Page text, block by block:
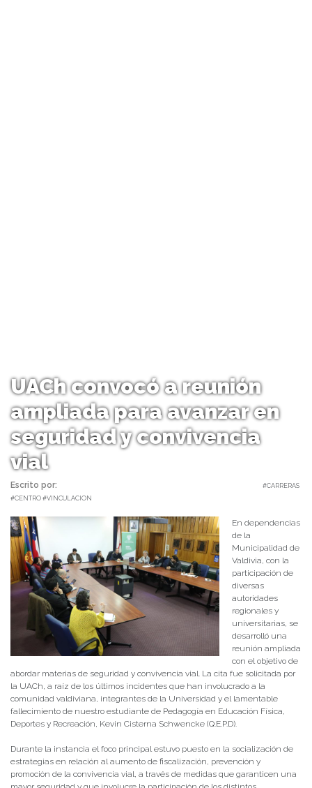
UACh convocó a reunión
ampliada para avanzar en
seguridad y convivencia
vial
Escrito por:
#CARRERAS
#CENTRO #VINCULACION
En dependencias
de la
Municipalidad de
Valdivia, con la
participación de
diversas
autoridades
regionales y
universitarias, se
desarrolló una
reunión ampliada
con el objetivo de
abordar materias de seguridad y convivencia vial. La cita fue solicitada por
la UACh, a raíz de los últimos incidentes que han involucrado a la
comunidad valdiviana, integrantes de la Universidad y el lamentable
fallecimiento de nuestro estudiante de Pedagogía en Educación Física,
Deportes y Recreación, Kevin Cisterna Schwencke (Q.E.P.D).
Durante la instancia el foco principal estuvo puesto en la socialización de
estrategias en relación al aumento de fiscalización, prevención y
promoción de la convivencia vial, a través de medidas que garanticen una